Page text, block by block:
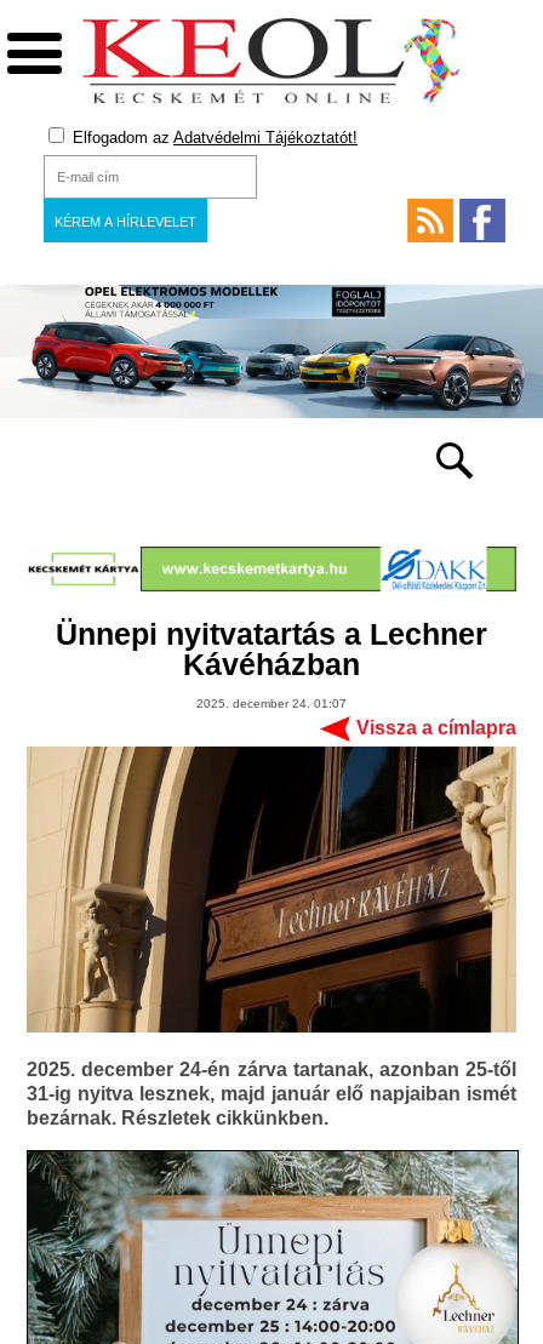
Elfogadom az Adatvédelmi Tájékoztatót!
Ünnepi nyitvatartás a Lechner
Kávéházban
2025. december 24. 01:07
Vissza a címlapra
2025. december 24-én zárva tartanak, azonban 25-től
31-ig nyitva lesznek, majd január elő napjaiban ismét
bezárnak. Részletek cikkünkben.